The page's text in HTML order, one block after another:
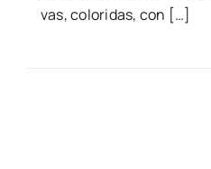
vas, colo­ri­das, con […]